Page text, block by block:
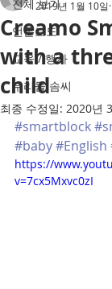
전체 보기
언론보도
교육 / 행사
우리들 솜씨
Creamo
with a
child
2019년 1월 10일
최종 수정일: 2020년
#smartblock
#baby#English
https://
v=7cx5Mxvc0zI